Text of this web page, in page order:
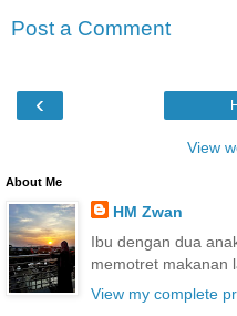
Post a Comment
‹
View
About Me
HM Zwan
Ibu dengan dua
memotret makanan
View my complete